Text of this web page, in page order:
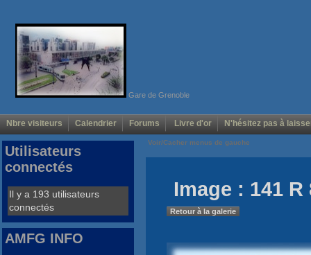
Gare de Grenoble
Nbre visiteurs Calendrier Forums Livre d'or N'hésitez pas à
Voir/Cacher menus de gauche
Image : 141 R
Retour à la galerie
Utilisateurs
connectés
Il y a 193 utilisateurs
connectés
AMFG INFO